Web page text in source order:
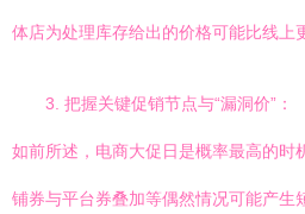
体店为处理库存给出的价格可能比线上
3. 把握关键促销节点与“漏洞价”：
如前所述，电商大促日是概率最高的时
铺券与平台券叠加等偶然情况可能产生